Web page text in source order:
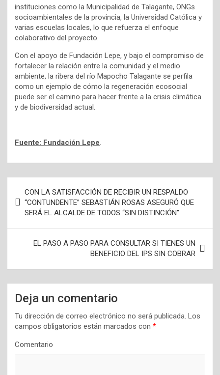
instituciones como la Municipalidad de Talagante, ONGs
socioambientales de la provincia, la Universidad Católica y
varias escuelas locales, lo que refuerza el enfoque
colaborativo del proyecto.
Con el apoyo de Fundación Lepe, y bajo el compromiso de
fortalecer la relación entre la comunidad y el medio
ambiente, la ribera del río Mapocho Talagante se perfila
como un ejemplo de cómo la regeneración ecosocial
puede ser el camino para hacer frente a la crisis climática
y de biodiversidad actual.
Fuente: Fundación Lepe.
e
CON LA SATISFACCIÓN DE RECIBIR UN RESPALDO
“CONTUNDENTE” SEBASTIÁN ROSAS ASEGURÓ QUE
SERÁ EL ALCALDE DE TODOS “SIN DISTINCIÓN”
EL PASO A PASO PARA CONSULTAR SI TIENES UN
BENEFICIO DEL IPS SIN COBRAR
Deja un comentario
Tu dirección de correo electrónico no será publicada. Los
campos obligatorios están marcados con *
Comentario